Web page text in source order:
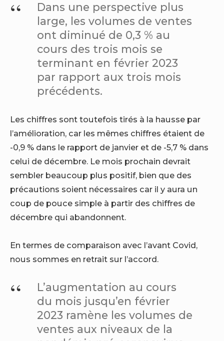
Dans une perspective plus
large, les volumes de ventes
ont diminué de 0,3 % au
cours des trois mois se
terminant en février 2023
par rapport aux trois mois
précédents.
Les chiffres sont toutefois tirés à la hausse par
l’amélioration, car les mêmes chiffres étaient de
-0,9 % dans le rapport de janvier et de -5,7 % dans
celui de décembre. Le mois prochain devrait
sembler beaucoup plus positif, bien que des
précautions soient nécessaires car il y aura un
coup de pouce simple à partir des chiffres de
décembre qui abandonnent.
En termes de comparaison avec l’avant Covid,
nous sommes en retrait sur l’accord.
L’augmentation au cours
du mois jusqu’en février
2023 ramène les volumes de
ventes aux niveaux de la